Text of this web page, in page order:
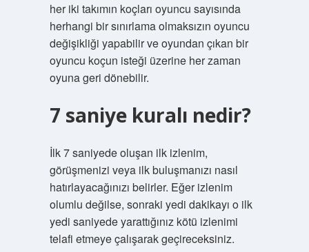
her iki takımın koçları oyuncu sayısında
herhangi bir sınırlama olmaksızın oyuncu
değişikliği yapabilir ve oyundan çıkan bir
oyuncu koçun isteği üzerine her zaman
oyuna geri dönebilir.
7 saniye kuralı nedir?
İlk 7 saniyede oluşan ilk izlenim,
görüşmenizi veya ilk buluşmanızı nasıl
hatırlayacağınızı belirler. Eğer izlenim
olumlu değilse, sonraki yedi dakikayı o ilk
yedi saniyede yarattığınız kötü izlenimi
telafi etmeye çalışarak geçireceksiniz.